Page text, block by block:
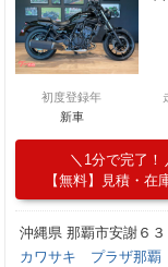
初度登録年
新車
1分で完了！
【無料】見積・在
沖縄県 那覇市安謝６３
カワサキ プラザ那覇